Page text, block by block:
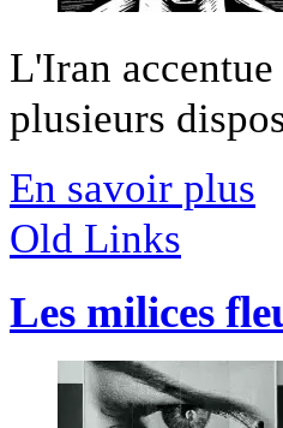
L'Iran
plusieurs
En savoir plus
Old Links
Les milices